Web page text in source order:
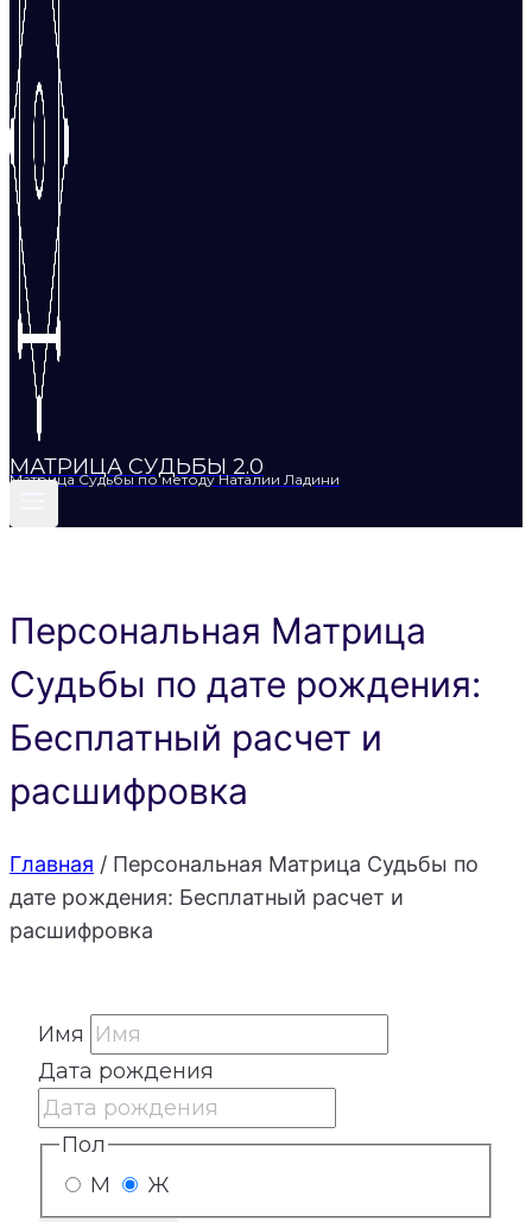
МАТРИЦА СУДЬБЫ 2.0
Матрица Судьбы по методу Наталии Ладини
Персональная Матрица
Судьбы по дате рождения:
Бесплатный расчет и
расшифровка
Главная / Персональная Матрица Судьбы по
дате рождения: Бесплатный расчет и
расшифровка
Имя
Дата рождения
Пол
М
Ж